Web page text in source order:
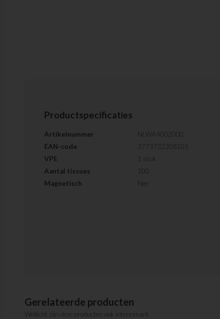
Productspecificaties
Artikelnummer
NLWA4002000
EAN-code
3773732208101
VPE
1 stuk
Aantal tissues
100
Magnetisch
Nee
Gerelateerde producten
Wellicht zijn deze producten ook interessant.